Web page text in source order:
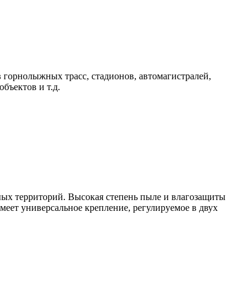
трасс, стадионов, автомагистралей,
и т.д.
территорий. Высокая степень пыле и влагозащиты
универсальное крепление, регулируемое в двух